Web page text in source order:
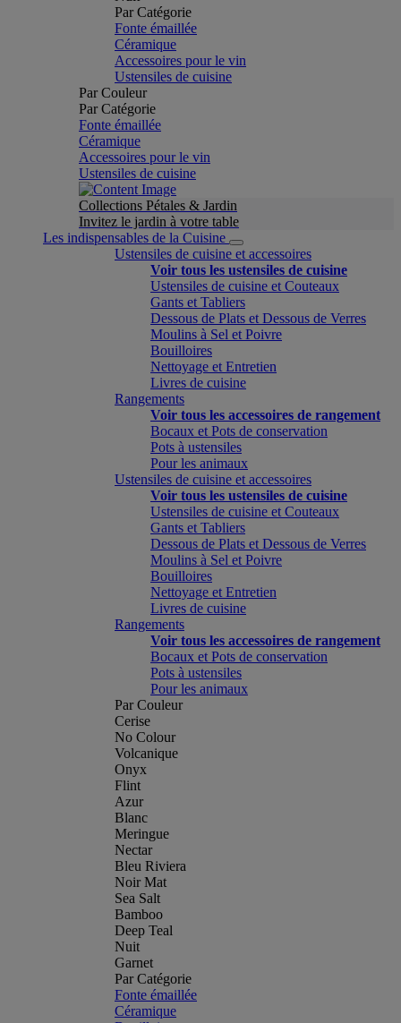
Par Catégorie
Fonte émaillée
Céramique
Accessoires pour le vin
Ustensiles de cuisine
Par Couleur
Par Catégorie
Fonte émaillée
Céramique
Accessoires pour le vin
Ustensiles de cuisine
Collections Pétales & Jardin
Invitez le jardin à votre table
Les indispensables de la Cuisine
Ustensiles de cuisine et accessoires
Voir tous les ustensiles de cuisine
Ustensiles de cuisine et Couteaux
Gants et Tabliers
Dessous de Plats et Dessous de Verres
Moulins à Sel et Poivre
Bouilloires
Nettoyage et Entretien
Livres de cuisine
Rangements
Voir tous les accessoires de rangement
Bocaux et Pots de conservation
Pots à ustensiles
Pour les animaux
Ustensiles de cuisine et accessoires
Voir tous les ustensiles de cuisine
Ustensiles de cuisine et Couteaux
Gants et Tabliers
Dessous de Plats et Dessous de Verres
Moulins à Sel et Poivre
Bouilloires
Nettoyage et Entretien
Livres de cuisine
Rangements
Voir tous les accessoires de rangement
Bocaux et Pots de conservation
Pots à ustensiles
Pour les animaux
Par Couleur
Cerise
No Colour
Volcanique
Onyx
Flint
Azur
Blanc
Meringue
Nectar
Bleu Riviera
Noir Mat
Sea Salt
Bamboo
Deep Teal
Nuit
Garnet
Par Catégorie
Fonte émaillée
Céramique